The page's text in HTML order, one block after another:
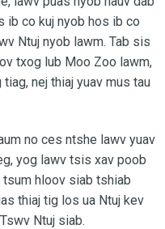
ib co kuj nyob hos ib co
Ntuj nyob lawm. Tab sis
txog lub Moo Zoo lawm,
nej thiaj yuav mus tau
no ces ntshe lawv yuav
yog lawv tsis xav poob
hloov siab tshiab
thiaj tig los ua Ntuj kev
Ntuj siab.